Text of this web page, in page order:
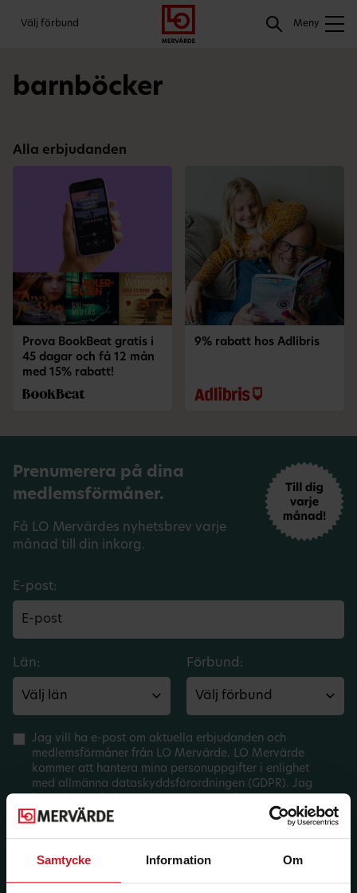
Samtycke Information Om
Gå
till
meny
Logga
in
Hoppa
till
innehåll
Välj förbund Meny
Sök
barnböcker
Alla erbjudanden
Prova BookBeat gratis i
45 dagar och få 12 mån
med 15% rabatt!
9% rabatt hos Adlibris
Prenumerera på dina
medlemsförmåner.
Få LO Mervärdes nyhetsbrev varje
månad till din inkorg.
E-post:
Län: Förbund:
Jag vill ha e-post om aktuella erbjudanden och
medlemsförmåner från LO Mervärde. LO Mervärde
kommer att hantera mina personuppgifter i enlighet
med allmänna dataskyddsförordningen (GDPR). Jag